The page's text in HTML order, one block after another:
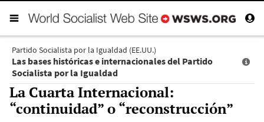
Partido Socialista por la Igualdad (EE.UU.)
Las bases históricas e internacionales del Partido
Socialista por la Igualdad
La Cuarta Internacional:
“continuidad” o “reconstrucción”